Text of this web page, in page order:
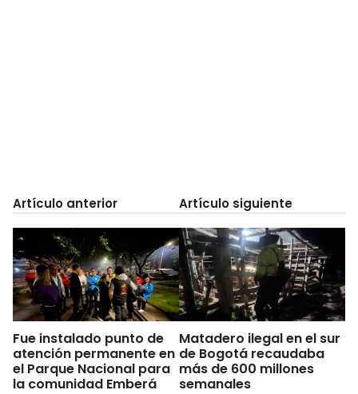
Artículo anterior
Fue instalado punto de
atención permanente en
el Parque Nacional para
la comunidad Emberá
Artículo siguiente
Matadero ilegal en el sur
de Bogotá recaudaba
más de 600 millones
semanales